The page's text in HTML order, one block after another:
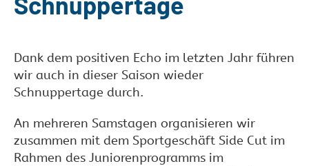
Dank dem positiven Echo im letzten Jahr führen
wir auch in dieser Saison wieder
Schnuppertage durch.
An mehreren Samstagen organisieren wir
zusammen mit dem Sportgeschäft Side Cut im
Rahmen des Juniorenprogramms im